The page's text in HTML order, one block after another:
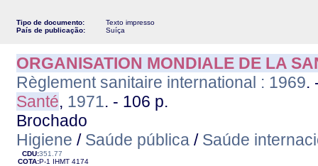
Tipo de documento:
Texto impresso
País de publicação:
Suíça
ORGANISATION MONDIALE DE LA
Règlement sanitaire international : 1969.
Santé, 1971. - 106 p.
Brochado
Higiene / Saúde pública / Saúde
CDU:351.77
COTA:P-1 IHMT 4174